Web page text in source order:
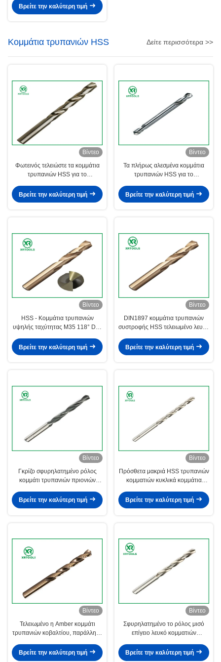
βουλωμάτων σπινθήρων νημάτων
Βρείτε την καλύτερη τιμή
Κομμάτια τρυπανιών HSS Δείτε περισσότερα >>
Βίντεο
Φωτεινός τελειώστε τα κομμάτια
τρυπανιών HSS για το
τρυπανιών συστροφής κνημών
αριστερά
Βρείτε την καλύτερη τιμή
Βίντεο
Τα πλήρως αλεσμένα κομμάτια
τρυπανιών HSS για το
τελείωσαν το μέγεθος 2mm - 6mm
Βρείτε την καλύτερη τιμή
Βίντεο
HSS - Κομμάτια τρυπανιών
υψηλής ταχύτητας M35 118° DIN
μήκους
Βρείτε την καλύτερη τιμή
Βίντεο
DIN1897 κομμάτια τρυπανιών
συστροφής HSS τελειωμένο λευκό
σκληρότητα 66HRC
Βρείτε την καλύτερη τιμή
Βίντεο
Γκρίζο σφυρηλατημένο ρόλος
κομμάτι τρυπανιών πριονιών
τρυπανιών σημείου καρφιών που
Βρείτε την καλύτερη τιμή
Βίντεο
Πρόσθετα μακριά HSS τρυπανιών
κομματιών κυκλικά κομμάτια
σημείου 135° μορφής εύκαμπτα
Βρείτε την καλύτερη τιμή
Βίντεο
Τελειωμένο η Amber κομμάτι
τρυπανιών κοβαλτίου, παράλληλο
Hss κνημών
Βρείτε την καλύτερη τιμή
Βίντεο
Σφυρηλατημένο το ρόλος μισό
επίγειο λευκό κομματιών
ευθεία κνήμη DIN 338 ευθύ
Βρείτε την καλύτερη τιμή